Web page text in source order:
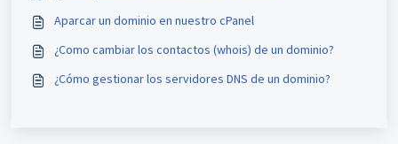
Aparcar un dominio en nuestro cPanel
¿Como cambiar los contactos (whois) de un dominio?
¿Cómo gestionar los servidores DNS de un dominio?